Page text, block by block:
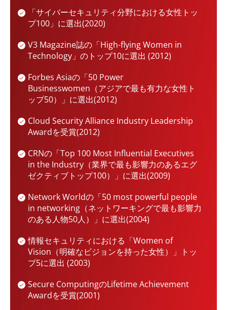
「サイバーセキュリティ分野における女性トッ
プ100」に選出(2020)
V3 Magazine誌の「High-flying Women in
Technology」のトップ10に選出 (2012)
Forbes Asiaの「50 Power
Businesswomen（アジアで最も有力な女性ト
ップ50）」に選出(2012)
Cloud Security Alliance Industry Leadership
Awardを受賞(2012)
CRNの「Top 100 Most Influential Executives
in the Industry（業界で最も影響力のあるエグ
ゼクティブトップ100）」に選出(2009)
Network Worldの「50 most powerful people
in networking（ネットワーキングで最も影響力
のある人物50人）」に選出(2004)
情報セキュリティにおける「Women of
Vision（明確なビジョンを持った女性）」トッ
プ5に選出 (2003)
Secure ComputingのLifetime Achievement
Awardを受賞(2001)